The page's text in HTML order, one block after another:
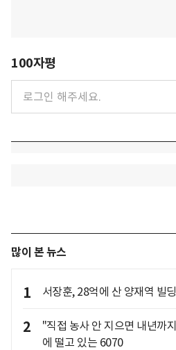
100자평
많이 본 뉴스
1 서장훈, 28억에 산 양재역 빌
2
"직접 농사 안 지으면 내년까
에 떨고 있는 6070